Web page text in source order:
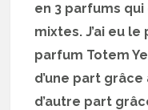
en 3 parfums
mixtes. J’ai eu
parfum Totem
d’une part
d’autre part